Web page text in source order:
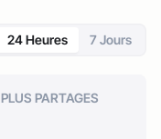
24 Heures 7 Jours
PLUS PARTAGES